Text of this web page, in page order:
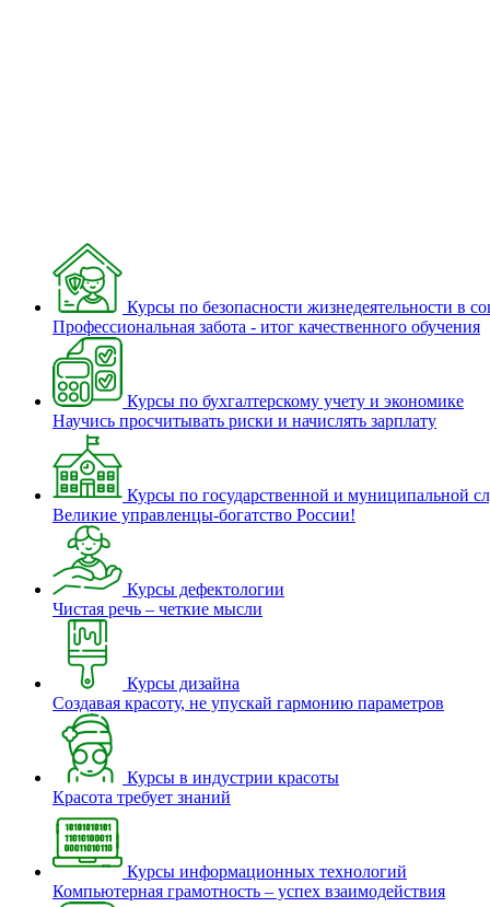
Курсы по безопасности жизнедеятельности в
Профессиональная забота - итог качественного обучения
Курсы по бухгалтерскому учету и экономике
Научись просчитывать риски и начислять зарплату
Курсы по государственной и муниципальной
Великие управленцы-богатство России!
Курсы дефектологии
Чистая речь – четкие мысли
Курсы дизайна
Создавая красоту, не упускай гармонию параметров
Курсы в индустрии красоты
Красота требует знаний
Курсы информационных технологий
Компьютерная грамотность – успех взаимодействия